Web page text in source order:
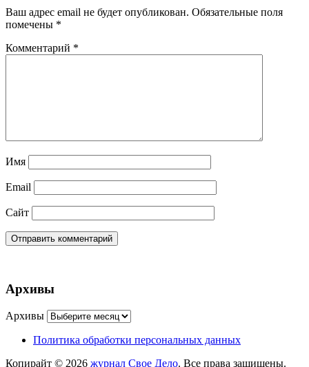
Ваш адрес email не будет опубликован. Обязательные поля
помечены *
Комментарий *
Имя
Email
Сайт
Архивы
Архивы
Политика обработки персональных данных
Копирайт © 2026 журнал Свое Дело. Все права защищены.